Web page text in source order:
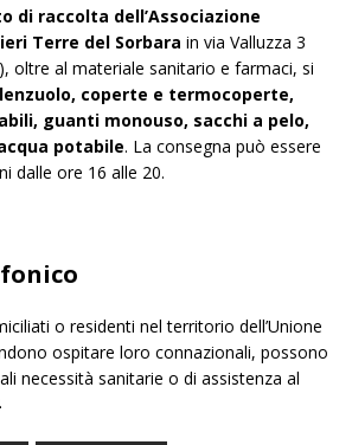
di raccolta dell’Associazione
Terre del Sorbara in via Valluzza 3
oltre al materiale sanitario e farmaci, si
coperte e termocoperte,
guanti monouso, sacchi a pelo,
potabile. La consegna può essere
dalle ore 16 alle 20.
o residenti nel territorio dell’Unione
ospitare loro connazionali, possono
necessità sanitarie o di assistenza al